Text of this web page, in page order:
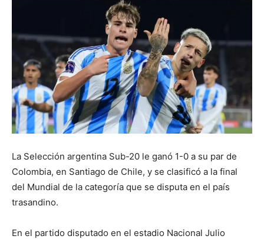
La Selección argentina Sub-20 le ganó 1-0 a su par de
Colombia, en Santiago de Chile, y se clasificó a la final
del Mundial de la categoría que se disputa en el país
trasandino.
En el partido disputado en el estadio Nacional Julio